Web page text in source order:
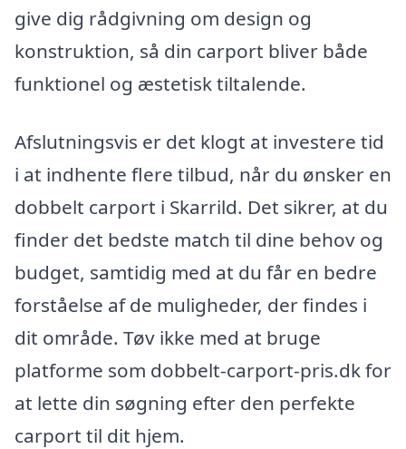
give dig rådgivning om design og
konstruktion, så din carport bliver både
funktionel og æstetisk tiltalende.
Afslutningsvis er det klogt at investere tid
i at indhente flere tilbud, når du ønsker en
dobbelt carport i Skarrild. Det sikrer, at du
finder det bedste match til dine behov og
budget, samtidig med at du får en bedre
forståelse af de muligheder, der findes i
dit område. Tøv ikke med at bruge
platforme som dobbelt-carport-pris.dk for
at lette din søgning efter den perfekte
carport til dit hjem.